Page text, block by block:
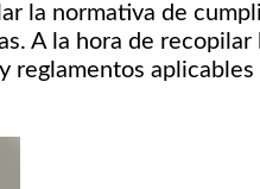
la normativa de
A la hora de